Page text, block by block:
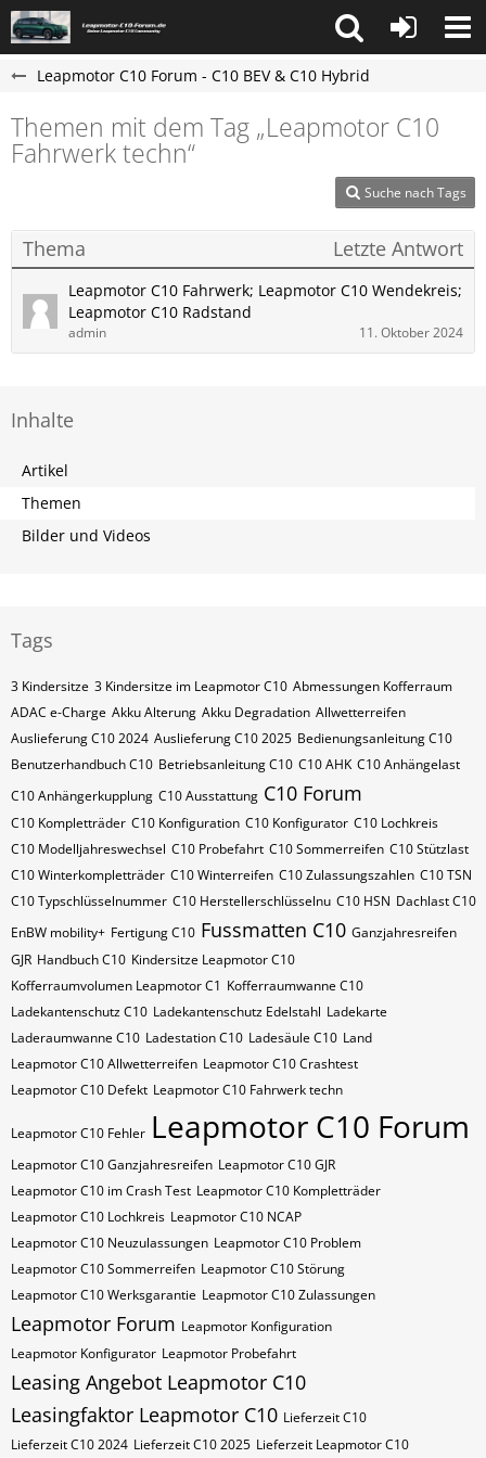
Leapmotor C10 Forum - C10 BEV & C10 Hybrid
Themen mit dem Tag „Leapmotor C10
Fahrwerk techn“
Suche nach Tags
Thema Letzte Antwort
Leapmotor C10 Fahrwerk; Leapmotor C10 Wendekreis;
Leapmotor C10 Radstand
admin 11. Oktober 2024
Inhalte
Artikel
Themen
Bilder und Videos
Tags
3 Kindersitze 3 Kindersitze im Leapmotor C10 Abmessungen Kofferraum
ADAC e-Charge Akku Alterung Akku Degradation Allwetterreifen
Auslieferung C10 2024 Auslieferung C10 2025 Bedienungsanleitung C10
Benutzerhandbuch C10 Betriebsanleitung C10 C10 AHK C10 Anhängelast
C10 Anhängerkupplung C10 Ausstattung C10 Forum
C10 Kompletträder C10 Konfiguration C10 Konfigurator C10 Lochkreis
C10 Modelljahreswechsel C10 Probefahrt C10 Sommerreifen C10 Stützlast
C10 Winterkompletträder C10 Winterreifen C10 Zulassungszahlen C10​​​​ TSN
C10​​​​ Typschlüsselnummer C10​​​​​ Herstellerschlüsselnu C10​​​​​ HSN Dachlast C10
EnBW mobility+ Fertigung C10 Fussmatten C10 Ganzjahresreifen
GJR Handbuch C10 Kindersitze Leapmotor C10
Kofferraumvolumen Leapmotor C1 Kofferraumwanne C10
Ladekantenschutz C10 Ladekantenschutz Edelstahl Ladekarte
Laderaumwanne C10 Ladestation C10 Ladesäule C10 Land
Leapmotor C10 Allwetterreifen Leapmotor C10 Crashtest
Leapmotor C10 Defekt Leapmotor C10 Fahrwerk techn
Leapmotor C10 Fehler Leapmotor C10 Forum
Leapmotor C10 Ganzjahresreifen Leapmotor C10 GJR
Leapmotor C10 im Crash Test Leapmotor C10 Kompletträder
Leapmotor C10 Lochkreis Leapmotor C10 NCAP
Leapmotor C10 Neuzulassungen Leapmotor C10 Problem
Leapmotor C10 Sommerreifen Leapmotor C10 Störung
Leapmotor C10 Werksgarantie Leapmotor C10 Zulassungen
Leapmotor Forum Leapmotor Konfiguration
Leapmotor Konfigurator Leapmotor Probefahrt
Leasing Angebot Leapmotor C10
Leasingfaktor Leapmotor C10 Lieferzeit C10
Lieferzeit C10 2024 Lieferzeit C10 2025 Lieferzeit Leapmotor C10